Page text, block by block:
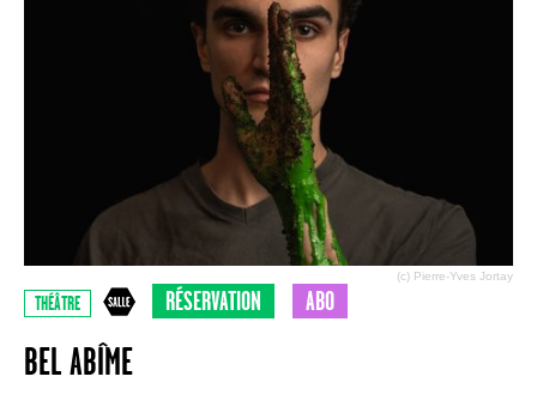
(c) Pierre-Yves Jortay
THÉÂTRE RÉSERVATION ABO
BEL ABÎME